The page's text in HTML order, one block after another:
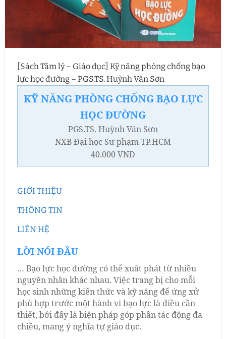
[Sách Tâm lý – Giáo dục] Kỹ năng phòng chống bạo
lực học đường – PGS.TS. Huỳnh Văn Sơn
KỸ NĂNG PHÒNG CHỐNG BẠO LỰC
HỌC ĐƯỜNG
PGS.TS. Huỳnh Văn Sơn
NXB Đại học Sư phạm TP.HCM
40.000 VND
GIỚI THIỆU
THÔNG TIN
LIÊN HỆ
LỜI NÓI ĐẦU
… Bạo lực học đường có thể xuất phát từ nhiều
nguyên nhân khác nhau. Việc trang bị cho mỗi
học sinh những kiến thức và kỹ năng để ứng xử
phù hợp trước một hành vi bạo lực là điều cần
thiết, bởi đấy là biện pháp góp phần tác động đa
chiều, mang ý nghĩa tự giáo dục.